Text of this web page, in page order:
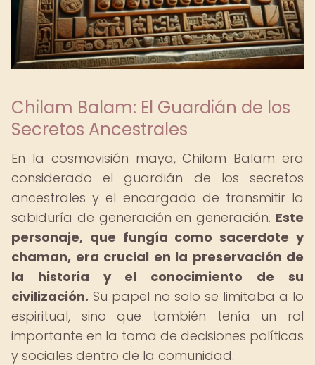
Chilam Balam: El Guardián de los
Secretos Ancestrales
En la cosmovisión maya, Chilam Balam era
considerado el guardián de los secretos
ancestrales y el encargado de transmitir la
sabiduría de generación en generación. Este
personaje, que fungía como sacerdote y
chaman, era crucial en la preservación de
la historia y el conocimiento de su
civilización. Su papel no solo se limitaba a lo
espiritual, sino que también tenía un rol
importante en la toma de decisiones políticas
y sociales dentro de la comunidad.